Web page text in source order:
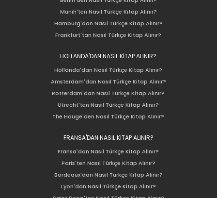
Münih'ten Nasıl Türkçe Kitap Alınır?
Hamburg'dan Nasıl Türkçe Kitap Alınır?
Frankfurt'tan Nasıl Türkçe Kitap Alınır?
HOLLANDA'DAN NASIL KİTAP ALINIR?
Hollanda'dan Nasıl Türkçe Kitap Alınır?
Amsterdam'dan Nasıl Türkçe Kitap Alınır?
Rotterdam'dan Nasıl Türkçe Kitap Alınır?
Utrecht'ten Nasıl Türkçe Kitap Alınır?
The Hauge'den Nasıl Türkçe Kitap Alınır?
FRANSA'DAN NASIL KİTAP ALINIR?
Fransa'dan Nasıl Türkçe Kitap Alınır?
Paris'ten Nasıl Türkçe Kitap Alınır?
Bordeaux'dan Nasıl Türkçe Kitap Alınır?
Lyon'dan Nasıl Türkçe Kitap Alınır?